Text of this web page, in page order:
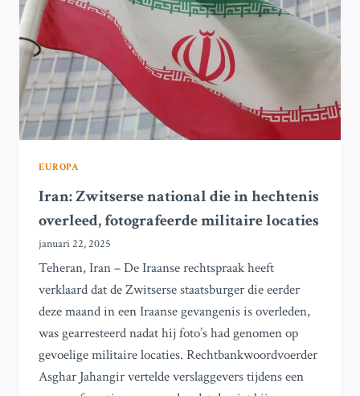
EX-
VRIENDIN
EUROPA
Iran: Zwitserse national die in hechtenis
overleed, fotografeerde militaire locaties
januari 22, 2025
Teheran, Iran – De Iraanse rechtspraak heeft
verklaard dat de Zwitserse staatsburger die eerder
deze maand in een Iraanse gevangenis is overleden,
was gearresteerd nadat hij foto’s had genomen op
gevoelige militaire locaties. Rechtbankwoordvoerder
Asghar Jahangir vertelde verslaggevers tijdens een